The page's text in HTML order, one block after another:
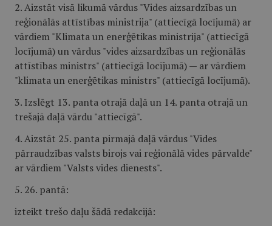
2. Aizstāt visā likumā vārdus "Vides aizsardzības un
reģionālās attīstības ministrija" (attiecīgā locījumā) ar
vārdiem "Klimata un enerģētikas ministrija" (attiecīgā
locījumā) un vārdus "vides aizsardzības un reģionālās
attīstības ministrs" (attiecīgā locījumā) — ar vārdiem
"klimata un enerģētikas ministrs" (attiecīgā locījumā).
3. Izslēgt 13. panta otrajā daļā un 14. panta otrajā un
trešajā daļā vārdu "attiecīgā".
4. Aizstāt 25. panta pirmajā daļā vārdus "Vides
pārraudzības valsts birojs vai reģionālā vides pārvalde"
ar vārdiem "Valsts vides dienests".
5. 26. pantā:
izteikt trešo daļu šādā redakcijā: